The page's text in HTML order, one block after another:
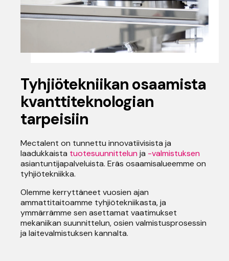
Tyhjiötekniikan osaamista
kvanttiteknologian
tarpeisiin
Mectalent on tunnettu innovatiivisista ja
laadukkaista tuotesuunnittelun ja -valmistuksen
asiantuntijapalveluista. Eräs osaamisalueemme on
tyhjiötekniikka.
Olemme kerryttäneet vuosien ajan
ammattitaitoamme tyhjiötekniikasta, ja
ymmärrämme sen asettamat vaatimukset
mekaniikan suunnittelun, osien valmistusprosessin
ja laitevalmistuksen kannalta.